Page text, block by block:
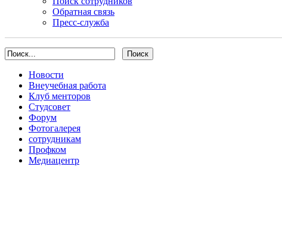
Обратная связь
Пресс-служба
Новости
Внеучебная работа
Клуб менторов
Студсовет
Форум
Фотогалерея
сотрудникам
Профком
Медиацентр